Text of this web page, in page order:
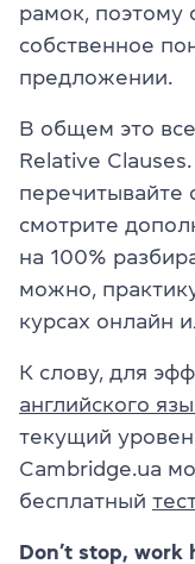
рамок, поэтому
собственное
предложении.
В общем это
Relative
перечитывайте
смотрите
на 100%
можно,
курсах онлайн
К слову, для
английского
текущий
Cambridge.ua
бесплатный
Don’t stop, work